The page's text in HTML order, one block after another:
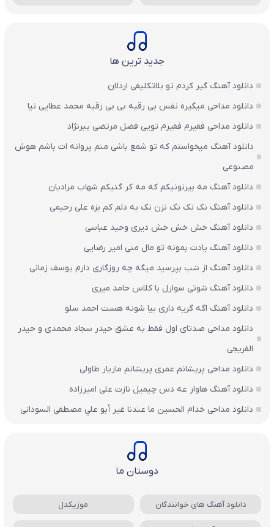
جدید ترین ها
دانلود آهنگ گیر کردم تو بلاتکلیفی اردلان
دانلود مداحی میگیره نفس بی رقیه بی بی رقیه محمد عطایی نیا
دانلود مداحی فقیرم فقیرم تویی فضل مرتضی یبرنژاد
دانلود آهنگ میخواستم که تو شمع باشی منم پروانه ات باشم هوش
مصنوعی
دانلود آهنگ مه بیرنونیکم که مه کر گنیکم شهاب مرادیان
دانلود آهنگ نک نک نک نزن نک به دلم کم بزه علی رحیمی
دانلود آهنگ خش خش خش دیری وحید عباسی
دانلود آهنگ یادت بمونه تو مال منی امیر رضایی
دانلود آهنگ از شب بپرسید میگه چه روزگاری دارم یوسف زمانی
دانلود آهنگ شوتی سوارل با کلاس حامد میری
دانلود آهنگ اگه گریه داری بیا شونه هست احمد سلو
دانلود مداحی صدتای اول فقط به عشق حیدر سجاد محمدی و حیدر
الفریجی
دانلود مداحی پریشانم عمری پریشانم مازیار طاولی
دانلود آهنگ هاوار عه دس چیمیل نازت علی امیرزاده
دانلود مداحی خدام الحسين ما عندنا غير أبو علي مصطفی السودانی
دوستان ما
دانلود آهنگ های خوانندگان موزیکدل